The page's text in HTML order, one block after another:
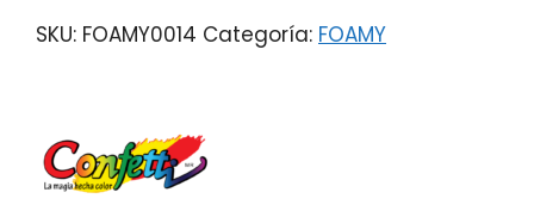
SKU: FOAMY0014 Categoría: FOAMY